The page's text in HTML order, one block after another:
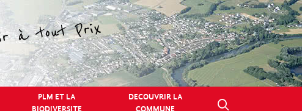
PLM ET LA
BIODIVERSITE
DECOUVRIR LA
COMMUNE